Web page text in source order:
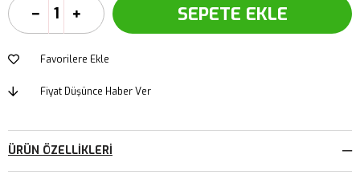
Favorilere Ekle
Fiyat Düşünce Haber Ver
ÜRÜN ÖZELLIKLERI